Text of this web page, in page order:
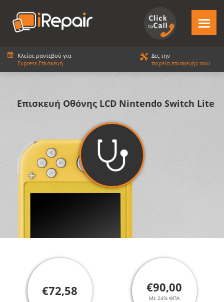
Κλείσε ραντεβού για
Express Επισκευή
Δες την
πορεία επισκευής σου
Επισκευή Οθόνης LCD Nintendo Switch Lite
€72,58 €90,00
Με 24% ΦΠΑ